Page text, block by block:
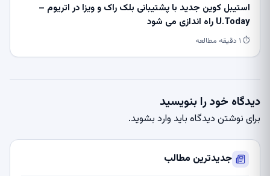
استیبل کوین جدید با پشتیبانی بلک راک و ویزا در اتریوم –
U.Today راه اندازی می شود
⏱ ۱ دقیقه مطالعه
دیدگاه خود را بنویسید
برای نوشتن دیدگاه باید وارد بشوید.
جدیدترین مطالب